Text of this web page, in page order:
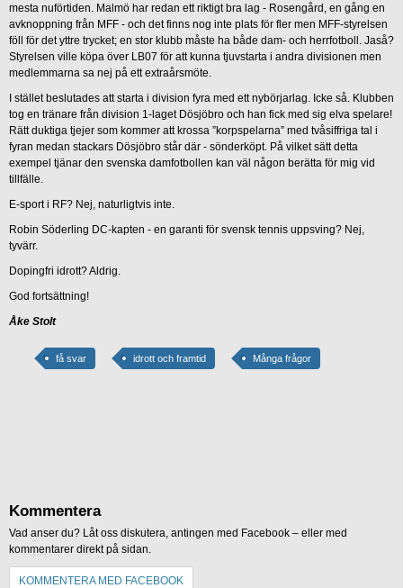
mesta nuförtiden. Malmö har redan ett riktigt bra lag - Rosengård, en gång en
avknoppning från MFF - och det finns nog inte plats för fler men MFF-styrelsen
föll för det yttre trycket; en stor klubb måste ha både dam- och herrfotboll. Jaså?
Styrelsen ville köpa över LB07 för att kunna tjuvstarta i andra divisionen men
medlemmarna sa nej på ett extraårsmöte.
I stället beslutades att starta i division fyra med ett nybörjarlag. Icke så. Klubben
tog en tränare från division 1-laget Dösjöbro och han fick med sig elva spelare!
Rätt duktiga tjejer som kommer att krossa ”korpspelarna” med tvåsiffriga tal i
fyran medan stackars Dösjöbro står där - sönderköpt. På vilket sätt detta
exempel tjänar den svenska damfotbollen kan väl någon berätta för mig vid
tillfälle.
E-sport i RF? Nej, naturligtvis inte.
Robin Söderling DC-kapten - en garanti för svensk tennis uppsving? Nej,
tyvärr.
Dopingfri idrott? Aldrig.
God fortsättning!
Åke Stolt
få svar idrott och framtid Många frågor
Kommentera
Vad anser du? Låt oss diskutera, antingen med Facebook – eller med
kommentarer direkt på sidan.
KOMMENTERA MED FACEBOOK